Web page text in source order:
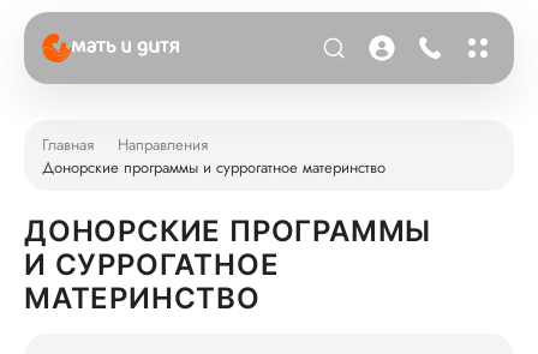
Главная
Направления
Донорские программы и суррогатное материнство
ДОНОРСКИЕ ПРОГРАММЫ
И СУРРОГАТНОЕ
МАТЕРИНСТВО